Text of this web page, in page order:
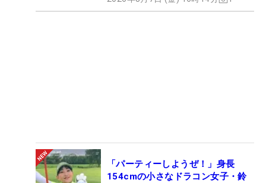
「パーティーしようぜ！」身長
154cmの小さなドラコン女子・鈴